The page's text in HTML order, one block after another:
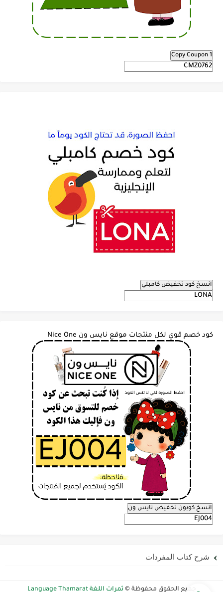
Copy Coupon 1
انسخ كود تخفيض كامبلي
كود خصم قوي لكل منتجات موقع نايس ون Nice One
انسخ كوبون تخفيض نايس ون
شرح كتاب المفردات
جميع الحقوق محفوظة © ثمرات اللغة Language Thamarat